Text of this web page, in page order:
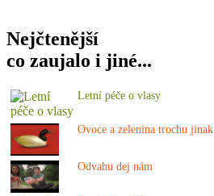
Nejčtenější
co zaujalo i jiné...
Letní péče o vlasy
Ovoce a zelenina trochu jinak
Odvahu dej nám